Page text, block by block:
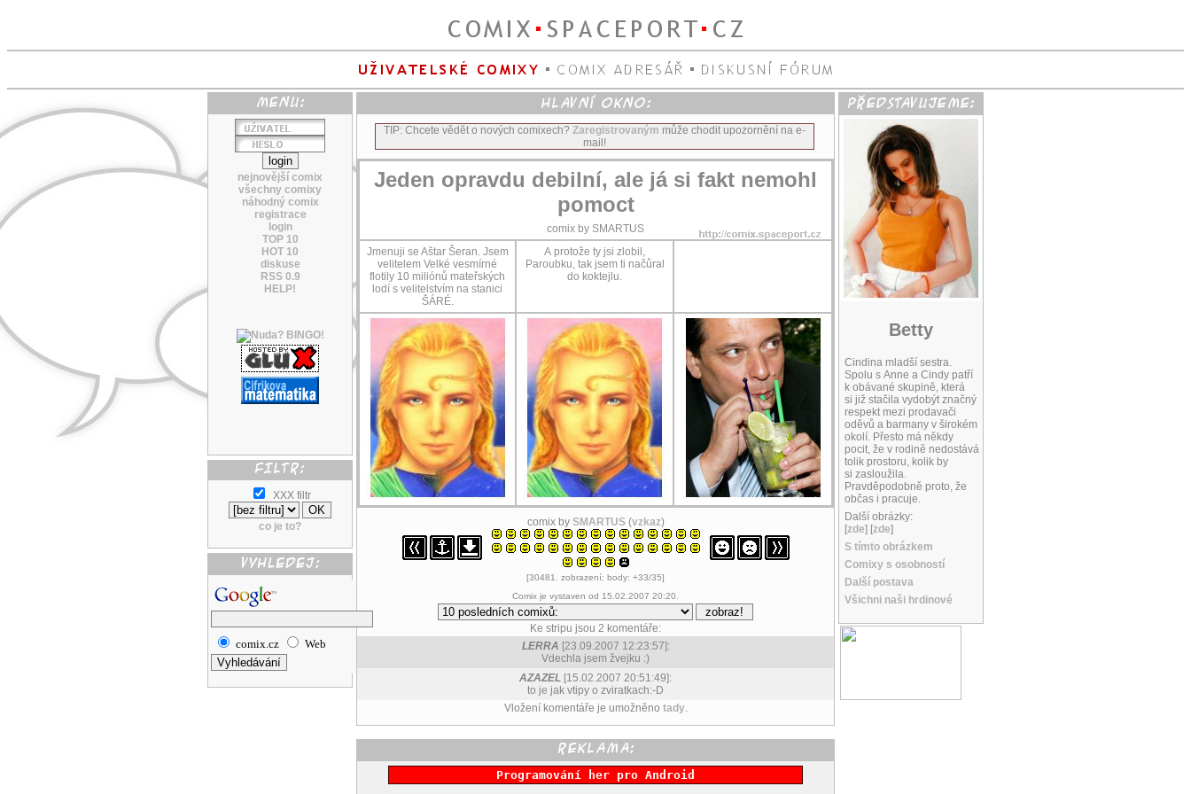
nejnovější comix
všechny comixy
náhodný comix
registrace
login
TOP 10
HOT 10
diskuse
RSS 0.9
HELP!
XXX filtr
co je to?
comix.cz Web
TIP: Chcete vědět o nových comixech? Zaregistrovaným může chodit upozornění na e-
mail!
Jeden opravdu debilní, ale já si fakt nemohl
pomoct
comix by SMARTUS
Jmenuji se Aštar Šeran. Jsem
velitelem Velké vesmírné
flotily 10 miliónů mateřských
lodí s velitelstvím na stanici
ŠÁRÉ.
A protože ty jsi zlobil,
Paroubku, tak jsem ti načůral
do koktejlu.
comix by SMARTUS(vzkaz)
[30481. zobrazení; body: +33/35]
Comix je vystaven od 15.02.2007 20:20.
Ke stripu jsou 2 komentáře:
LERRA [23.09.2007 12:23:57]:
Vdechla jsem žvejku :)
AZAZEL [15.02.2007 20:51:49]:
to je jak vtipy o zviratkach:-D
Vložení komentáře je umožněno tady.
Programování her pro Android
Betty
Cindina mladší sestra.
Spolu s Anne a Cindy patří
k obávané skupině, která
si již stačila vydobýt značný
respekt mezi prodavači
oděvů a barmany v širokém
okolí. Přesto má někdy
pocit, že v rodině nedostává
tolik prostoru, kolik by
si zasloužila.
Pravděpodobně proto, že
občas i pracuje.
Další obrázky:
[zde] [zde]
S tímto obrázkem
Comixy s osobností
Další postava
Všichni naši hrdinové